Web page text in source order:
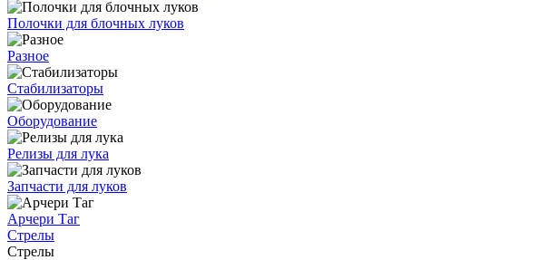
Полочки для блочных луков
Разное
Стабилизаторы
Оборудование
Релизы для лука
Запчасти для луков
Арчери Таг
Стрелы
Стрелы